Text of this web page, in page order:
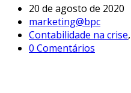
20 de agosto de 2020
marketing@bpc
Contabilidade na crise,
0 Comentários